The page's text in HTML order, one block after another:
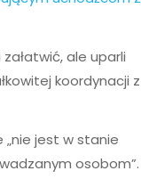
ale uparli
koordynacji z
„nie jest w stanie
osobom”.